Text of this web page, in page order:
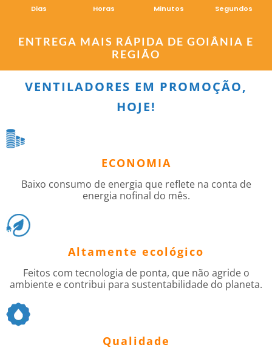
Dias Horas Minutos Segundos
ENTREGA MAIS RÁPIDA DE GOIÂNIA E
REGIÃO
VENTILADORES EM PROMOÇÃO,
HOJE!
ECONOMIA
Baixo consumo de energia que reflete na conta de
energia nofinal do mês.
Altamente ecológico
Feitos com tecnologia de ponta, que não agride o
ambiente e contribui para sustentabilidade do planeta.
Qualidade